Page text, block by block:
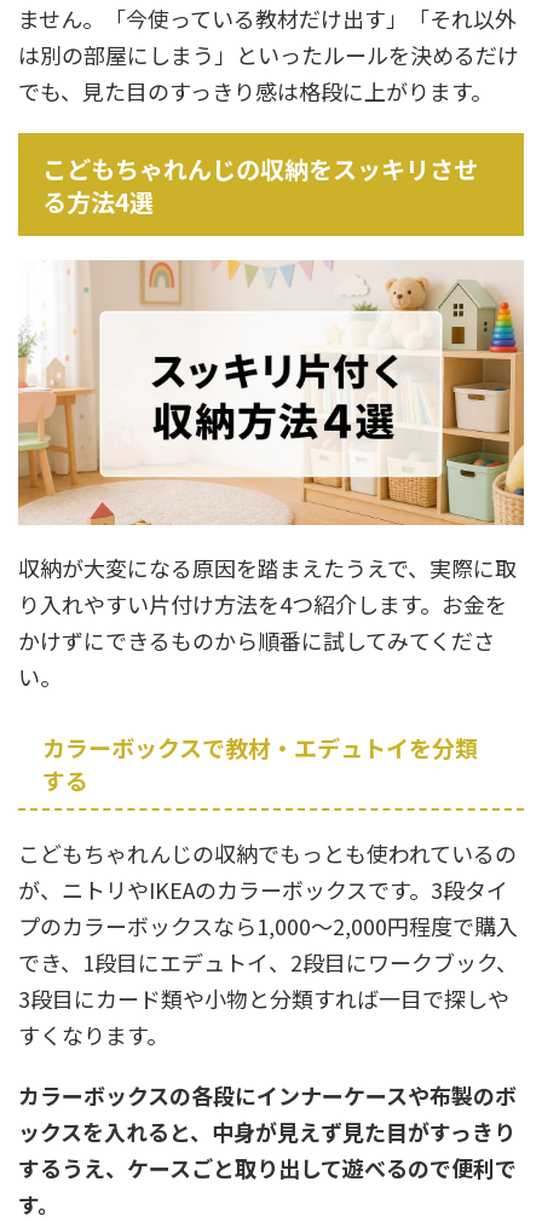
ません。「今使っている教材だけ出す」「それ以外
は別の部屋にしまう」といったルールを決めるだけ
でも、見た目のすっきり感は格段に上がります。
こどもちゃれんじの収納をスッキリさせ
る方法4選
収納が大変になる原因を踏まえたうえで、実際に取
り入れやすい片付け方法を4つ紹介します。お金を
かけずにできるものから順番に試してみてくださ
い。
カラーボックスで教材・エデュトイを分類
する
こどもちゃれんじの収納でもっとも使われているの
が、ニトリやIKEAのカラーボックスです。3段タイ
プのカラーボックスなら1,000〜2,000円程度で購入
でき、1段目にエデュトイ、2段目にワークブック、
3段目にカード類や小物と分類すれば一目で探しや
すくなります。
カラーボックスの各段にインナーケースや布製のボ
ックスを入れると、中身が見えず見た目がすっきり
するうえ、ケースごと取り出して遊べるので便利で
す。